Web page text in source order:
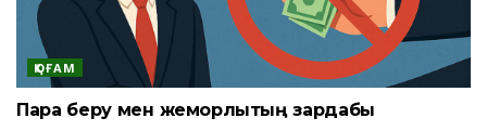
ҚОҒАМ
Пара беру мен жемқорлықтың зардабы